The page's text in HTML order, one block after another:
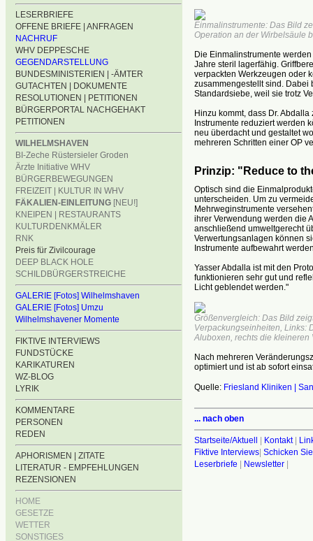
LESERBRIEFE
OFFENE BRIEFE | ANFRAGEN
NACHRUF
WHV DEPPESCHE
GEGENDARSTELLUNG
BUNDESMINISTERIEN | -ÄMTER
GUTACHTEN | DOKUMENTE
RESOLUTIONEN | PETITIONEN
BÜRGERPORTAL NACHGEHAKT
PETITIONEN
WILHELMSHAVEN
BI-Zeche Rüstersieler Groden
Ärzte Initiative WHV
BÜRGERBEWEGUNGEN
FREIZEIT | KULTUR IN WHV
FÄKALIEN-EINLEITUNG [NEU!]
KNEIPEN | RESTAURANTS
KULTURDENKMÄLER
RNK
Preis für Zivilcourage
DEEP BLACK HOLE
SCHILDBÜRGERSTREICHE
GALERIE [Fotos] Wilhelmshaven
GALERIE [Fotos] Umzu
Wilhelmshavener Momente
FIKTIVE INTERVIEWS
FUNDSTÜCKE
KARIKATUREN
WZ-BLOG
LYRIK
KOMMENTARE
PERSONEN
REDEN
APHORISMEN | ZITATE
LITERATUR - EMPFEHLUNGEN
REZENSIONEN
HOME
GESETZE
WETTER
SONSTIGES
Einmalinstrumente: Das Bild
Operation an der Wirbelsäule
Die Einmalinstrumente
Jahre steril lagerfähig.
verpackten Werkzeugen oder
zusammengestellt sind.
Standardsiebe, weil sie trotz
Hinzu kommt, dass Dr.
Instrumente reduziert werden
neu überdacht und gestaltet
mehreren Schritten einer OP
Prinzip: "Reduce to
Optisch sind die
unterscheiden. Um zu
Mehrweginstrumente
ihrer Verwendung werden die
anschließend umweltgerecht
Verwertungsanlagen können
Instrumente aufbewahrt
Yasser Abdalla ist mit den
funktionieren sehr gut und
Licht geblendet werden."
Größenvergleich: Das Bild
Verpackungseinheiten, Links:
Aluboxen, rechts die
Nach mehreren
optimiert und ist ab sofort
Quelle: Friesland Kliniken |
... nach oben
Startseite/Aktuell Kontakt|
Fiktive Interviews| Schicken
Leserbriefe
Newsletter|